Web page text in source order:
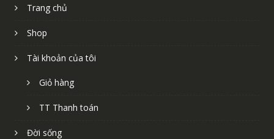
Trang chủ
Shop
Tài khoản của tôi
Giỏ hàng
TT Thanh toán
Đời sống